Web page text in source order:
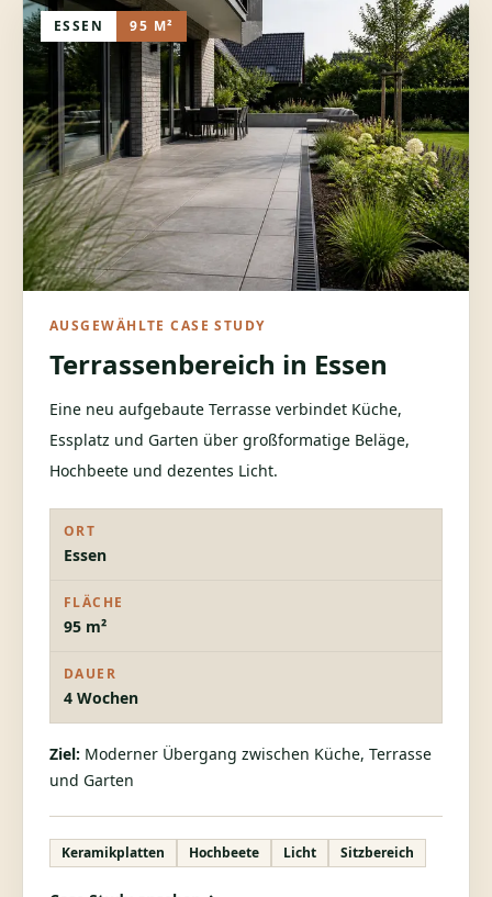
ESSEN 95 M²
AUSGEWÄHLTE CASE STUDY
Terrassenbereich in Essen
Eine neu aufgebaute Terrasse verbindet Küche,
Essplatz und Garten über großformatige Beläge,
Hochbeete und dezentes Licht.
ORT
Essen
FLÄCHE
95 m²
DAUER
4 Wochen
Ziel: Moderner Übergang zwischen Küche, Terrasse
und Garten
Keramikplatten Hochbeete Licht Sitzbereich